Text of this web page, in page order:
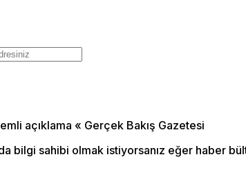
bilgi sahibi olmak istiyorsanız eğer haber